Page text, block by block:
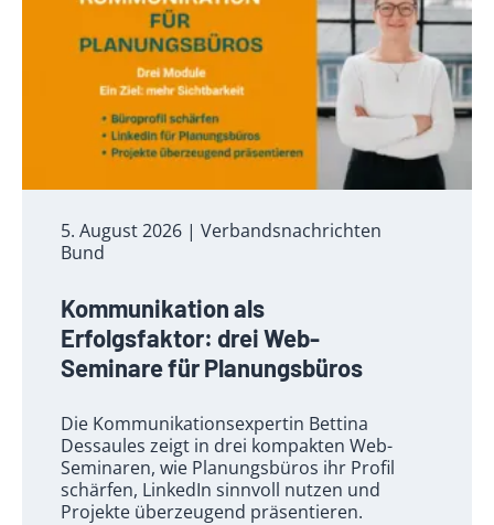
5. August 2026 | Verbandsnachrichten
Bund
Kommunikation als
Erfolgsfaktor: drei Web-
Seminare für Planungsbüros
Die Kommunikationsexpertin Bettina
Dessaules zeigt in drei kompakten Web-
Seminaren, wie Planungsbüros ihr Profil
schärfen, LinkedIn sinnvoll nutzen und
Projekte überzeugend präsentieren.